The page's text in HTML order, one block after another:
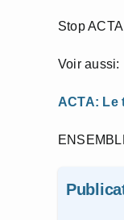
Stop ACTA
Voir aussi:
ACTA: Le